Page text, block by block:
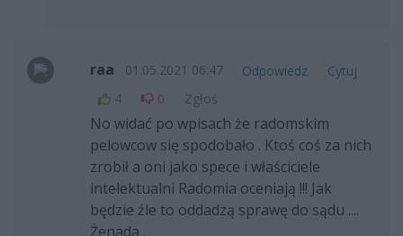
raa 01.05.2021 06:47 Odpowiedz
Cytuj
4
0 Zgłoś
No widać po wpisach że radomskim
pelowcow się spodobało . Ktoś coś za nich
zrobił a oni jako spece i właściciele
intelektualni Radomia oceniają !!! Jak
będzie źle to oddadzą sprawę do sądu ....
Żenada .